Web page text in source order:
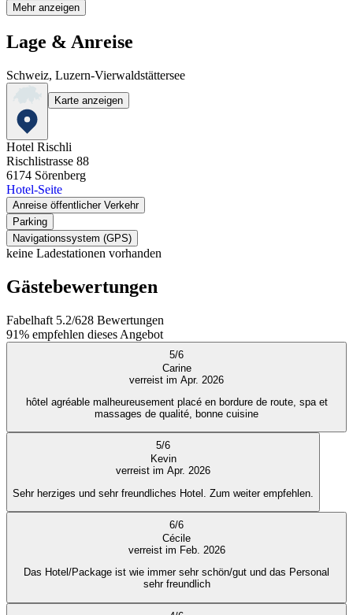
Mehr anzeigen
Lage & Anreise
Schweiz, Luzern-Vierwaldstättersee
Karte anzeigen
Hotel Rischli
Rischlistrasse 88
6174 Sörenberg
Hotel-Seite
Anreise öffentlicher Verkehr
Parking
Navigationssystem (GPS)
keine Ladestationen vorhanden
Gästebewertungen
Fabelhaft 5.2/628 Bewertungen
91% empfehlen dieses Angebot
5/6
Carine
verreist im Apr. 2026
hôtel agréable malheureusement placé en bordure de route, spa et
massages de qualité, bonne cuisine
5/6
Kevin
verreist im Apr. 2026
Sehr herziges und sehr freundliches Hotel. Zum weiter empfehlen.
6/6
Cécile
verreist im Feb. 2026
Das Hotel/Package ist wie immer sehr schön/gut und das Personal
sehr freundlich